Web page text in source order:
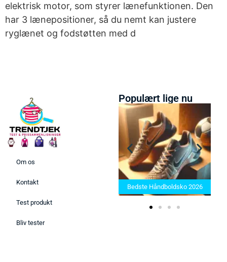
elektrisk motor, som styrer lænefunktionen. Den
har 3 lænepositioner, så du nemt kan justere
ryglænet og fodstøtten med d
Om os
Kontakt
Test produkt
Bliv tester
Populært lige nu
Bedste Saunatæppe 2025 –
Find de bedste produkter her!
Bedste Håndboldsko 2026